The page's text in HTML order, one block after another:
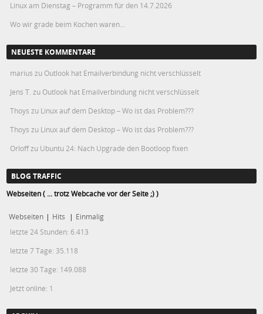
Linux am Dienstag – Programm für den 14.7.2026
Wo wir grade beim Kochen waren…
NEUESTE KOMMENTARE
marius zu Outlook hat Emailverbindung nicht verschlüsselt
Jens T. zu Outlook hat Emailverbindung nicht verschlüsselt
Thoys zu Linux auf dem Desktop – Wo ist das Problem???
Thoys zu Linux auf dem Desktop – Wo ist das Problem???
Orloffzu Ubuntu 24: Nach Upgrade den Bootloop fixen
BLOG TRAFFIC
Webseiten ( ... trotz Webcache vor der Seite ;) )
Webseiten | Hits | Einmalig
letzte 24 Stunden:6.413
letzte 7 Tage: 35.118
letzte 30 Tage: 149.088
Jetzt online: 1